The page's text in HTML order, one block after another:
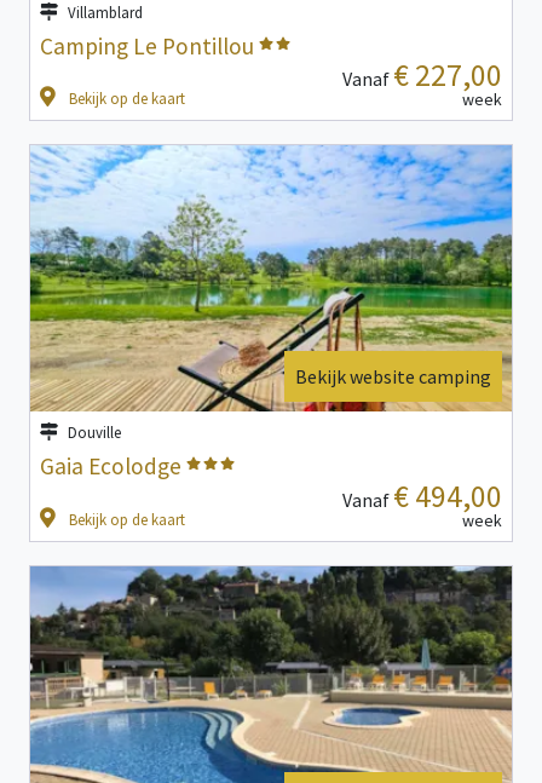
Villamblard
Camping Le Pontillou
Bekijk op de kaart
Vanaf € 227,00
week
Bekijk website camping
Douville
Gaia Ecolodge
Bekijk op de kaart
Vanaf € 494,00
week